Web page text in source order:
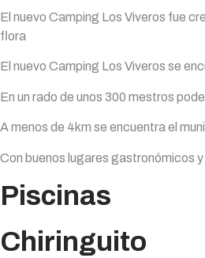
El nuevo Camping Los Viveros fue
flora
El nuevo Camping Los Viveros se
En un rado de unos 300 mestros
A menos de 4km se encuentra el
Con buenos lugares gastronómicos
Piscinas
Chiringuito